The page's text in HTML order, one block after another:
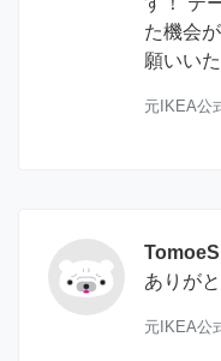
た機会
願いい
元IKEA公
TomoeS
ありが
元IKEA公